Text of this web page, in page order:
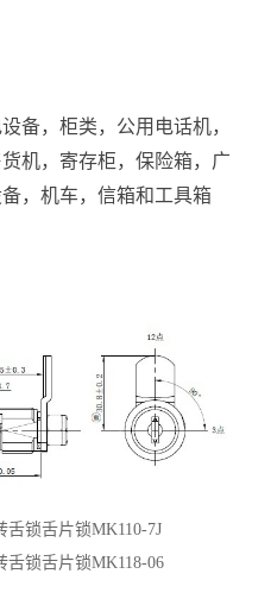
备，柜类，公用电话机，
机，寄存柜，保险箱，广
，机车，信箱和工具箱
舌锁舌片锁MK110-7J
舌锁舌片锁MK118-06